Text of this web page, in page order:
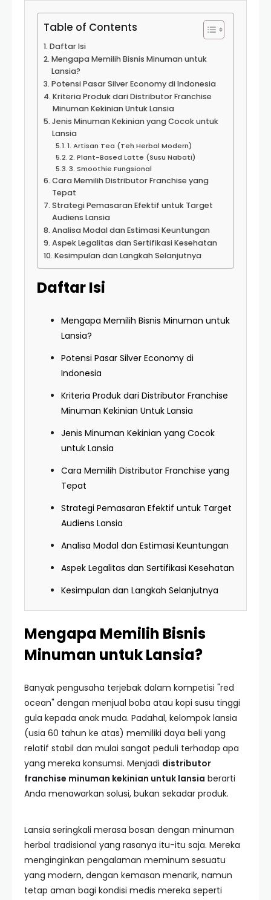
Table of Contents
Daftar Isi
Mengapa Memilih Bisnis Minuman untuk
Lansia?
Potensi Pasar Silver Economy di Indonesia
Kriteria Produk dari Distributor Franchise
Minuman Kekinian Untuk Lansia
Jenis Minuman Kekinian yang Cocok untuk
Lansia
1. Artisan Tea (Teh Herbal Modern)
2. Plant-Based Latte (Susu Nabati)
3. Smoothie Fungsional
Cara Memilih Distributor Franchise yang
Tepat
Strategi Pemasaran Efektif untuk Target
Audiens Lansia
Analisa Modal dan Estimasi Keuntungan
Aspek Legalitas dan Sertifikasi Kesehatan
Kesimpulan dan Langkah Selanjutnya
Daftar Isi
Mengapa Memilih Bisnis Minuman untuk
Lansia?
Potensi Pasar Silver Economy di
Indonesia
Kriteria Produk dari Distributor Franchise
Minuman Kekinian Untuk Lansia
Jenis Minuman Kekinian yang Cocok
untuk Lansia
Cara Memilih Distributor Franchise yang
Tepat
Strategi Pemasaran Efektif untuk Target
Audiens Lansia
Analisa Modal dan Estimasi Keuntungan
Aspek Legalitas dan Sertifikasi Kesehatan
Kesimpulan dan Langkah Selanjutnya
Mengapa Memilih Bisnis
Minuman untuk Lansia?
Banyak pengusaha terjebak dalam kompetisi "red
ocean" dengan menjual boba atau kopi susu tinggi
gula kepada anak muda. Padahal, kelompok lansia
(usia 60 tahun ke atas) memiliki daya beli yang
relatif stabil dan mulai sangat peduli terhadap apa
yang mereka konsumsi. Menjadi distributor
franchise minuman kekinian untuk lansia berarti
Anda menawarkan solusi, bukan sekadar produk.
Lansia seringkali merasa bosan dengan minuman
herbal tradisional yang rasanya itu-itu saja. Mereka
menginginkan pengalaman meminum sesuatu
yang modern, dengan kemasan menarik, namun
tetap aman bagi kondisi medis mereka seperti